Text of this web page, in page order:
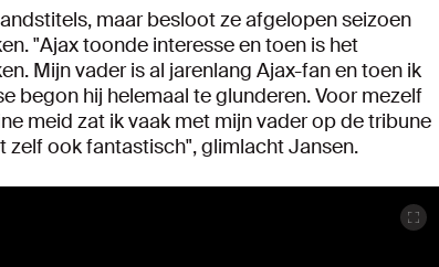
maar besloot ze afgelopen seizoen
"Ajax toonde interesse en toen is het
Mijn vader is al jarenlang Ajax-fan en toen ik
begon hij helemaal te glunderen. Voor mezelf
meid zat ik vaak met mijn vader op de tribune
zelf ook fantastisch", glimlacht Jansen.